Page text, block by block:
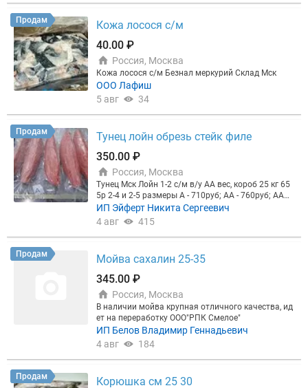
чки из фарша минтая, котлеты из тресковых поро
+овощи, тунец+овощи), . Самовывоз с производст
ва: г. Люберцы, ул.Красная, д.1, лит. Ф. По всем ин
тересующим вопросам обращаться на эл.почту:
Продам
Кожа лосося с/м
40.00 ₽
Россия, Москва
Кожа лосося с/м Безнал меркурий Склад Мск
ООО Лафиш
5 авг
34
Продам
Тунец лойн обрезь стейк филе
350.00 ₽
Россия, Москва
Тунец Мск Лойн 1-2 с/м в/у АА вес, короб 25 кг 65
5р 2-4 и 2-5 размеры А - 710руб; АА - 760руб; ААА -
860руб. Спб Стейк 50+ Тай в/у, 20/0.5 680р Обрезь
чистая идеальная без прожилок Эквадор 400р Ск
ость не входит. Самовывоз. От 1 тонны. На сайте
ИП Эйферт Никита Сергеевич
4 авг
415
Продам
Мойва сахалин 25-35
345.00 ₽
Россия, Москва
В наличии мойва крупная отличного качества, ид
ет на переработку ООО"РПК Смелое"
ИП Белов Владимир Геннадьевич
4 авг
184
Продам
Корюшка см 25 30